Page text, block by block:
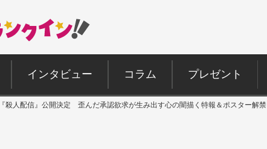
インタビュー コラム プレゼント
殺人配信』公開決定 歪んだ承認欲求が生み出す心の闇描く特報＆ポスター解禁